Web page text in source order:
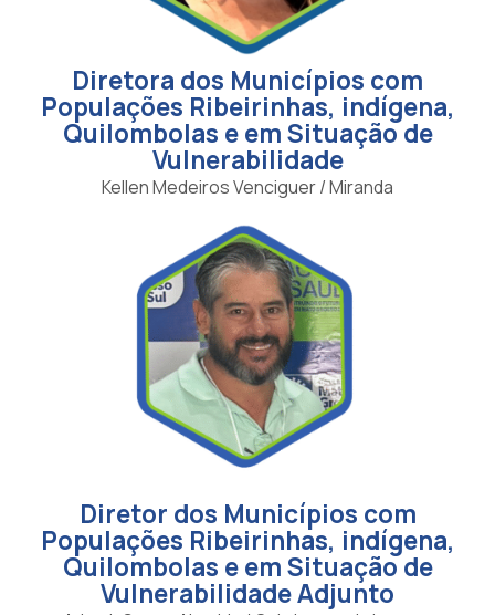
Diretora dos Municípios com
Populações Ribeirinhas, indígena,
Quilombolas e em Situação de
Vulnerabilidade
Kellen Medeiros Venciguer / Miranda
Diretor dos Municípios com
Populações Ribeirinhas, indígena,
Quilombolas e em Situação de
Vulnerabilidade Adjunto